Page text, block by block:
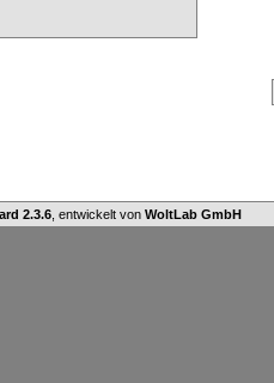
2.3.6 , entwickelt vonWoltLab GmbH